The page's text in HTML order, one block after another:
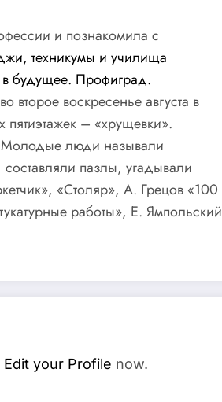
и познакомила с
техникумы и училища
в будущее. Профиград.
второе воскресенье августа в
пятиэтажек – «хрущевки».
люди называли
пазлы, угадывали
«Столяр», А. Грецов «100
работы», Е. Ямпольский
Edit your Profile now.